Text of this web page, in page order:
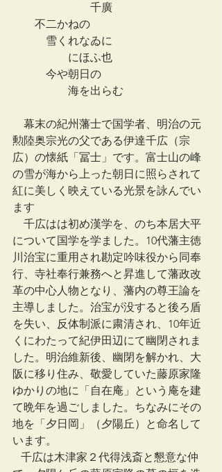
千廣
不二かねの
雪くれなゐに
にほふ也
今や朝日の
海を出らむ
幕末の紀州藩士で国学者、明治の元
勲陸奥宗光の父である伊達千広（宗
広）の懐紙「冨士」です。富士山の峰
の雪が海から上った朝日に照らされて
紅に美しく映えている光景を詠んでい
ます
千広はは初め漢学を、のち本居大平
について国学を学ました。10代藩主徳
川治宝に重用され勘定吟味役から同奉
行、寺社奉行兼務へと昇進して藩政改
革の中心人物となり、藩内の尊王論を
主導しました。治宝が没すると後ろ盾
を失い、反体制派に粛清され、10年近
くにわたって紀伊田辺にて幽閉されま
した。明治維新後、幽閉を解かれ、大
阪に移り住み、敬愛していた藤原家隆
ゆかりの地に「自在庵」という庵を建
て晩年を過ごしました。ちなみにその
地を「夕日岡」（夕陽丘）と命名して
います。